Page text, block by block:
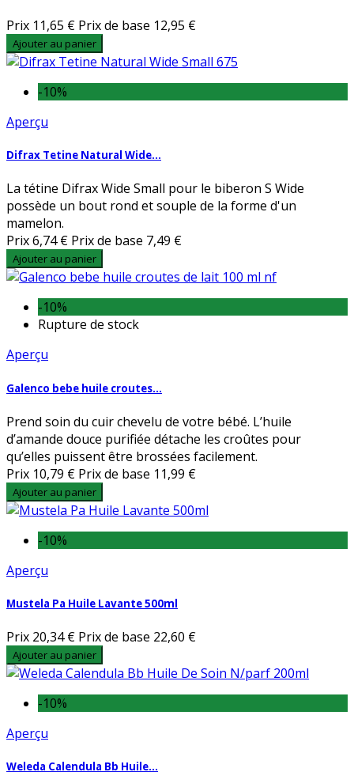
Prix 11,65 € Prix de base 12,95 €
Ajouter au panier
-10%
Aperçu
Difrax Tetine Natural Wide...
La tétine Difrax Wide Small pour le biberon S Wide
possède un bout rond et souple de la forme d'un
mamelon.
Prix6,74 € Prix de base 7,49 €
Ajouter au panier
-10%
Rupture de stock
Aperçu
Galenco bebe huile croutes...
Prend soin du cuir chevelu de votre bébé. L’huile
d’amande douce purifiée détache les croûtes pour
qu’elles puissent être brossées facilement.
Prix 10,79 € Prix de base 11,99 €
Ajouter au panier
-10%
Aperçu
Mustela Pa Huile Lavante 500ml
Prix 20,34 € Prix de base 22,60 €
Ajouter au panier
-10%
Aperçu
Weleda Calendula Bb Huile...